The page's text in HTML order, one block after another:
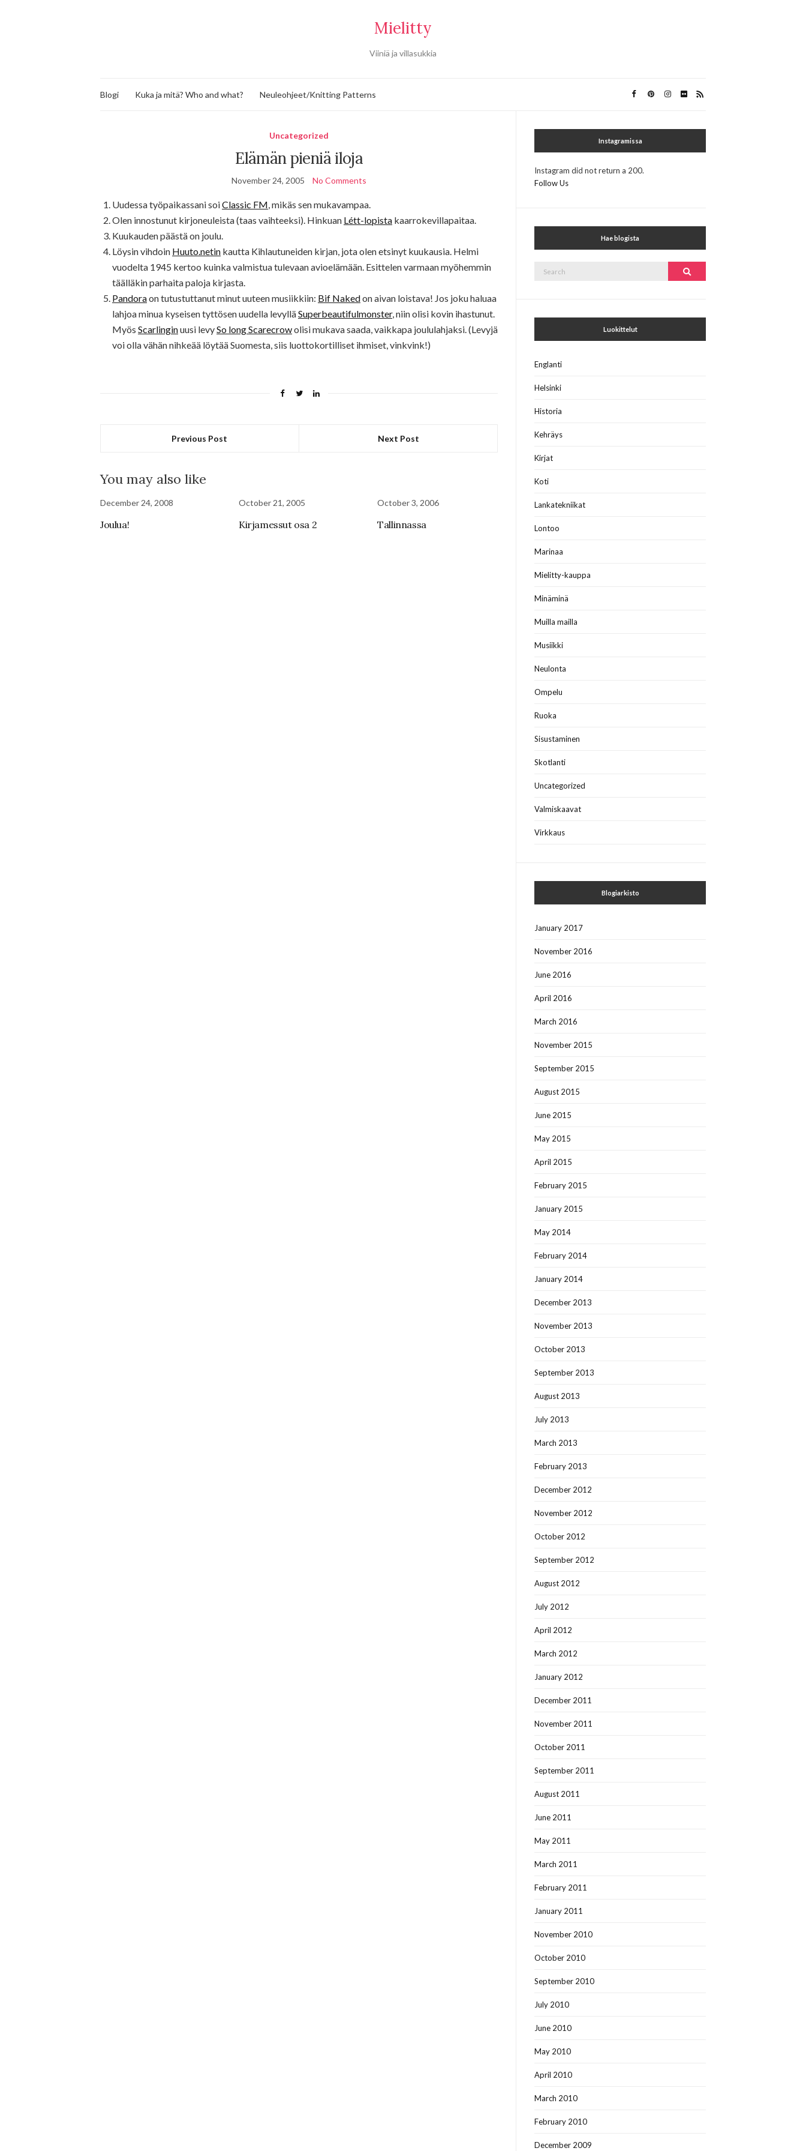
Mielitty
Viiniä ja villasukkia
Blogi Kuka ja mitä? Who and what? Neuleohjeet/Knitting Patterns
Uncategorized
Elämän pieniä iloja
November 24, 2005 No Comments
Uudessa työpaikassani soiClassic FM, mikäs sen mukavampaa.
Olen innostunut kirjoneuleista (taas vaihteeksi). Hinkuan Létt-lopista kaarrokevillapaitaa.
Kuukauden päästä on joulu.
Löysin vihdoin Huuto.netin kautta Kihlautuneiden kirjan, jota olen etsinyt kuukausia. Helmi
vuodelta 1945 kertoo kuinka valmistua tulevaan avioelämään. Esittelen varmaan myöhemmin
täälläkin parhaita paloja kirjasta.
Pandoraon tutustuttanut minut uuteen musiikkiin: Bif Nakedon aivan loistava! Jos joku haluaa
lahjoa minua kyseisen tyttösen uudella levylläSuperbeautifulmonster, niin olisi kovin ihastunut.
Myös Scarlinginuusi levySo long Scarecrowolisi mukava saada, vaikkapa joululahjaksi. (Levyjä
voi olla vähän nihkeää löytää Suomesta, siis luottokortilliset ihmiset, vinkvink!)
Previous Post Next Post
You may also like
December 24, 2008
Joulua!
October 21, 2005
Kirjamessut osa 2
October 3, 2006
Tallinnassa
Instagramissa
Instagram did not return a 200.
Follow Us
Hae blogista
Search
Luokittelut
Englanti
Helsinki
Historia
Kehräys
Kirjat
Koti
Lankatekniikat
Lontoo
Marinaa
Mielitty-kauppa
Minäminä
Muilla mailla
Musiikki
Neulonta
Ompelu
Ruoka
Sisustaminen
Skotlanti
Uncategorized
Valmiskaavat
Virkkaus
Blogiarkisto
January 2017
November 2016
June 2016
April 2016
March 2016
November 2015
September 2015
August 2015
June 2015
May 2015
April 2015
February 2015
January 2015
May 2014
February 2014
January 2014
December 2013
November 2013
October 2013
September 2013
August 2013
July 2013
March 2013
February 2013
December 2012
November 2012
October 2012
September 2012
August 2012
July 2012
April 2012
March 2012
January 2012
December 2011
November 2011
October 2011
September 2011
August 2011
June 2011
May 2011
March 2011
February 2011
January 2011
November 2010
October 2010
September 2010
July 2010
June 2010
May 2010
April 2010
March 2010
February 2010
December 2009